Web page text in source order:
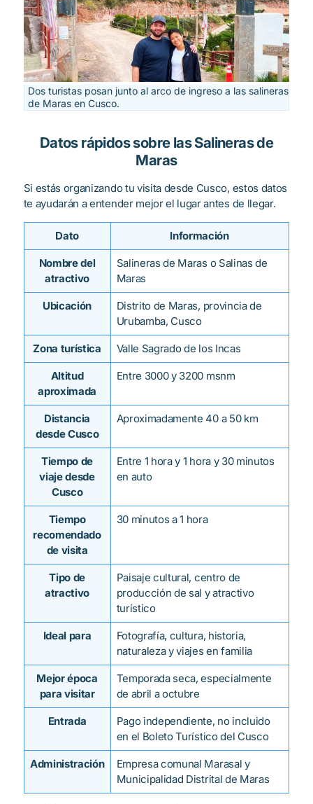
Dos turistas posan junto al arco de ingreso a las salineras
de Maras en Cusco.
Datos rápidos sobre las Salineras de
Maras
Si estás organizando tu visita desde Cusco, estos datos
te ayudarán a entender mejor el lugar antes de llegar.
Dato Información
Nombre del
atractivo
Salineras de Maras o Salinas de
Maras
Ubicación
Distrito de Maras, provincia de
Urubamba, Cusco
Zona turística Valle Sagrado de los Incas
Altitud
aproximada
Entre 3000 y 3200 msnm
Distancia
desde Cusco
Aproximadamente 40 a 50 km
Tiempo de
viaje desde
Cusco
Entre 1 hora y 1 hora y 30 minutos
en auto
Tiempo
recomendado
de visita
30 minutos a 1 hora
Tipo de
atractivo
Paisaje cultural, centro de
producción de sal y atractivo
turístico
Ideal para
Fotografía, cultura, historia,
naturaleza y viajes en familia
Mejor época
para visitar
Temporada seca, especialmente
de abril a octubre
Entrada
Pago independiente, no incluido
en el Boleto Turístico del Cusco
Administración
Empresa comunal Marasal y
Municipalidad Distrital de Maras